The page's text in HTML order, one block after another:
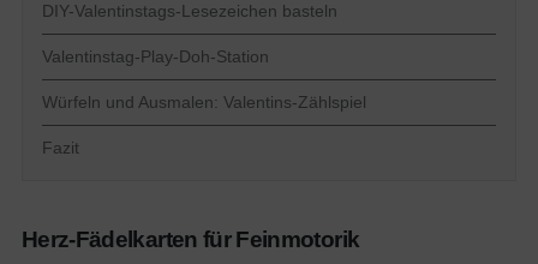
DIY-Valentinstags-Lesezeichen basteln
Valentinstag-Play-Doh-Station
Würfeln und Ausmalen: Valentins-Zählspiel
Fazit
Herz-Fädelkarten für Feinmotorik